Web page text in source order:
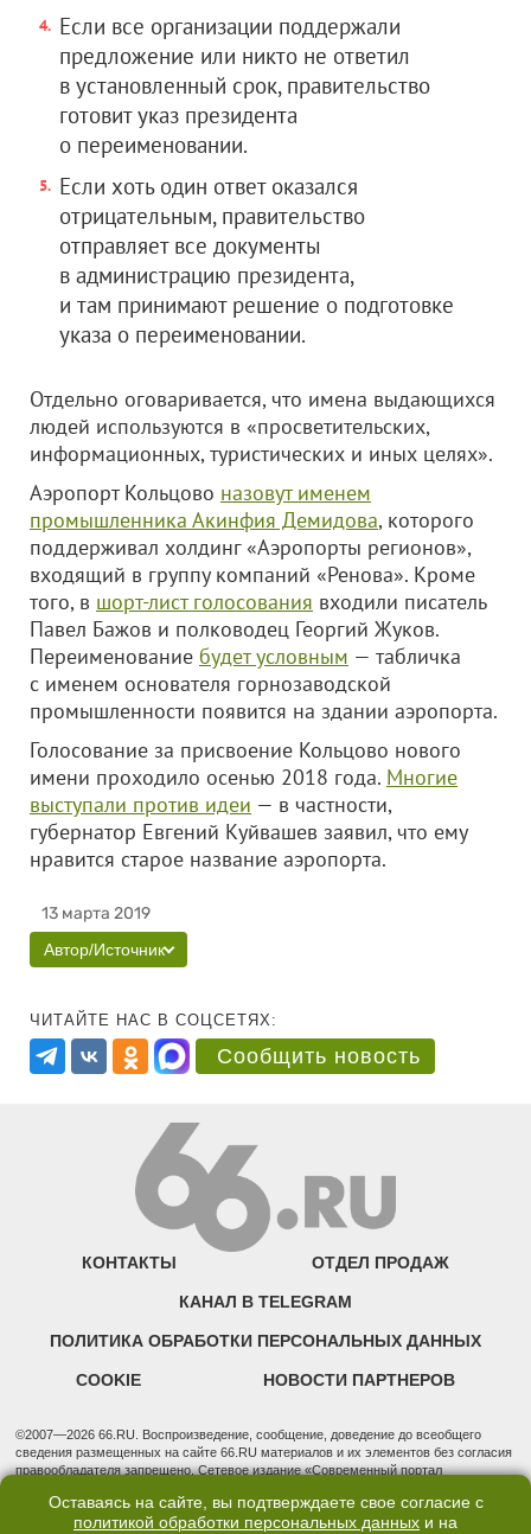
Если все организации поддержали
предложение или никто не ответил
в установленный срок, правительство
готовит указ президента
о переименовании.
Если хоть один ответ оказался
отрицательным, правительство
отправляет все документы
в администрацию президента,
и там принимают решение о подготовке
указа о переименовании.
Отдельно оговаривается, что имена выдающихся
людей используются в «просветительских,
информационных, туристических и иных целях».
Аэропорт Кольцово назовут именем
промышленника Акинфия Демидова, которого
поддерживал холдинг «Аэропорты регионов»,
входящий в группу компаний «Ренова». Кроме
того, в шорт-лист голосования входили писатель
Павел Бажов и полководец Георгий Жуков.
Переименование будет условным — табличка
с именем основателя горнозаводской
промышленности появится на здании аэропорта.
Голосование за присвоение Кольцово нового
имени проходило осенью 2018 года. Многие
выступали против идеи — в частности,
губернатор Евгений Куйвашев заявил, что ему
нравится старое название аэропорта.
13 марта 2019
Автор/Источник
ЧИТАЙТЕ НАС В СОЦСЕТЯХ:
Сообщить новость
КОНТАКТЫ ОТДЕЛ ПРОДАЖ
КАНАЛ В TELEGRAM
ПОЛИТИКА ОБРАБОТКИ ПЕРСОНАЛЬНЫХ ДАННЫХ
COOKIE НОВОСТИ ПАРТНЕРОВ
©2007—2026 66.RU. Воспроизведение, сообщение, доведение до всеобщего
сведения размещенных на сайте 66.RU материалов и их элементов без согласия
правообладателя запрещено. Сетевое издание «Современный портал
надзору в сфере связи, информационных технологий и массовых коммуникаций
(Роскомнадзор). Регистрационный номер ЭЛ № ФС 77 - 76634 от 02.09.2019
Оставаясь на сайте, вы подтверждаете свое согласие с
политикой обработки персональных данных и на